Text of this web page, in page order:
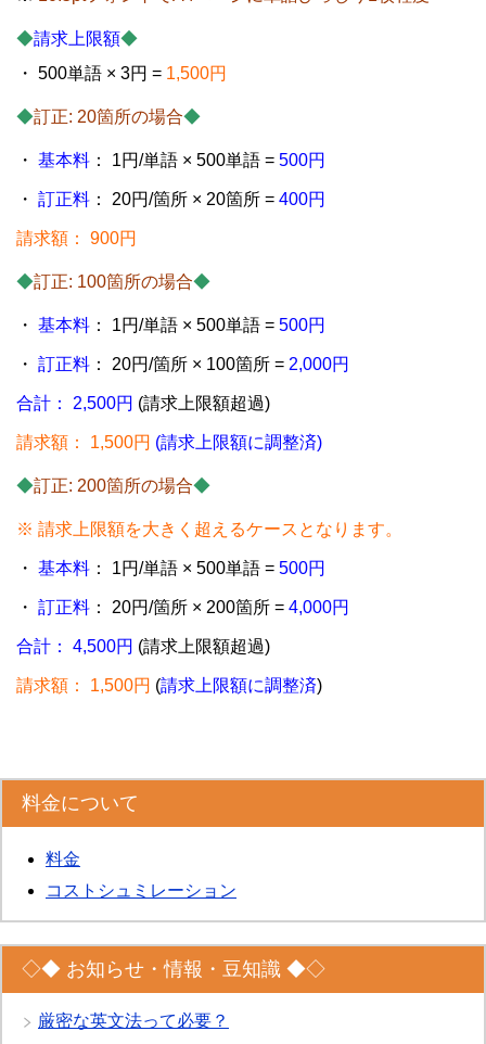
◆請求上限額◆
・ 500単語 × 3円 = 1,500円
◆訂正: 20箇所の場合◆
・ 基本料 ： 1円/単語 × 500単語 = 500円
・ 訂正料 ： 20円/箇所 × 20箇所 = 400円
請求額： 900円
◆訂正: 100箇所の場合◆
・ 基本料 ： 1円/単語 × 500単語 = 500円
・ 訂正料 ： 20円/箇所 × 100箇所 = 2,000円
合計： 2,500円 (請求上限額超過)
請求額： 1,500円 (請求上限額に調整済)
◆訂正: 200箇所の場合◆
※ 請求上限額を大きく超えるケースとなります。
・ 基本料 ： 1円/単語 × 500単語 = 500円
・ 訂正料 ： 20円/箇所 × 200箇所 = 4,000円
合計： 4,500円 (請求上限額超過)
請求額： 1,500円 (請求上限額に調整済)
料金について
料金
コストシュミレーション
◇◆ お知らせ・情報・豆知識 ◆◇
厳密な英文法って必要？